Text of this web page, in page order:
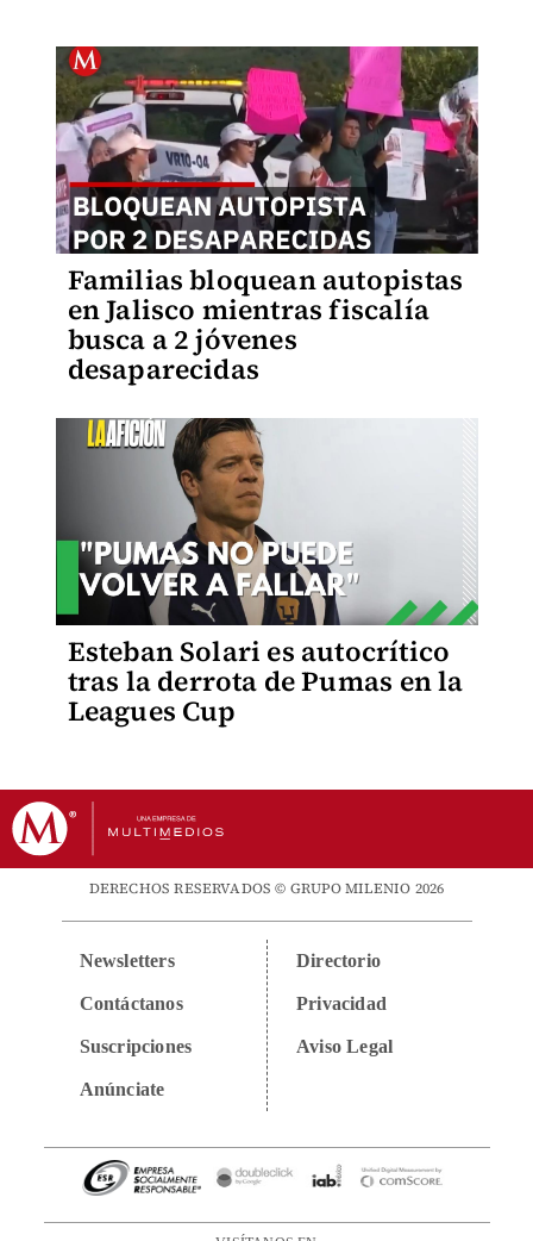
Familias bloquean autopistas
en Jalisco mientras fiscalía
busca a 2 jóvenes
desaparecidas
Esteban Solari es autocrítico
tras la derrota de Pumas en la
Leagues Cup
DERECHOS RESERVADOS © GRUPO MILENIO 2026
Newsletters
Contáctanos
Suscripciones
Anúnciate
Directorio
Privacidad
Aviso Legal